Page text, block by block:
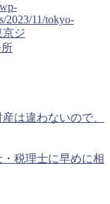
2023/11/tokyo-
京ジ
は違わないので、
税理士に早めに相